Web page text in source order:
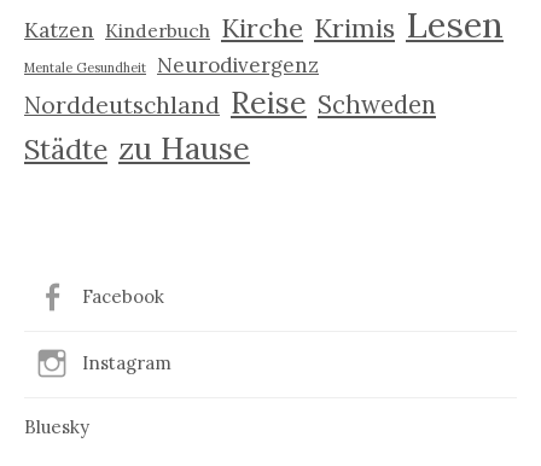
Katzen Kinderbuch Kirche Krimis Lesen
Mentale Gesundheit Neurodivergenz
Norddeutschland Reise Schweden
Städte zu Hause
Facebook
Instagram
Bluesky